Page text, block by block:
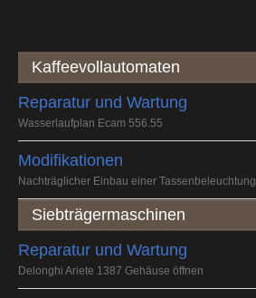
Kaffeevollautomaten
Reparatur und Wartung
Wasserlaufplan Ecam 556.55
Modifikationen
Nachträglicher Einbau einer Tassenbeleuchtung
Siebträgermaschinen
Reparatur und Wartung
Delonghi Ariete 1387 Gehäuse öffnen